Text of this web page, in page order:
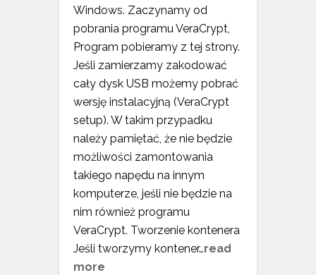
Windows. Zaczynamy od
pobrania programu VeraCrypt,
Program pobieramy z tej strony.
Jeśli zamierzamy zakodować
cały dysk USB możemy pobrać
wersję instalacyjną (VeraCrypt
setup). W takim przypadku
należy pamiętać, że nie będzie
możliwości zamontowania
takiego napędu na innym
komputerze, jeśli nie będzie na
nim również programu
VeraCrypt. Tworzenie kontenera
Jeśli tworzymy kontener…read
more